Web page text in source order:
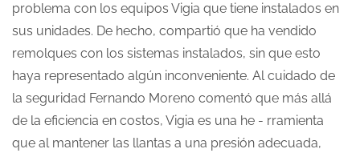
problema con los equipos Vigia que tiene instalados en
sus unidades. De hecho, compartió que ha vendido
remolques con los sistemas instalados, sin que esto
haya representado algún inconveniente. Al cuidado de
la seguridad Fernando Moreno comentó que más allá
de la eficiencia en costos, Vigia es una he - rramienta
que al mantener las llantas a una presión adecuada,